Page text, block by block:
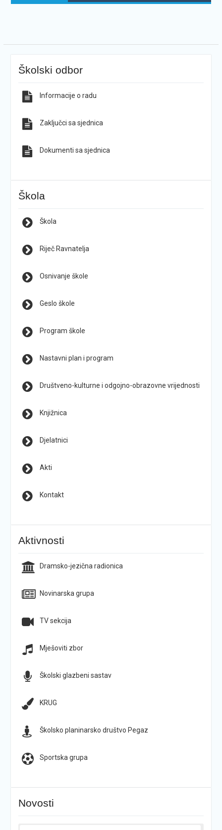
Školski odbor
Informacije o radu
Zaključci sa sjednica
Dokumenti sa sjednica
Škola
Škola
Riječ Ravnatelja
Osnivanje škole
Geslo škole
Program škole
Nastavni plan i program
Društveno-kulturne i odgojno-obrazovne vrijednosti
Knjižnica
Djelatnici
Akti
Kontakt
Aktivnosti
Dramsko-jezična radionica
Novinarska grupa
TV sekcija
Mješoviti zbor
Školski glazbeni sastav
KRUG
Školsko planinarsko društvo Pegaz
Sportska grupa
Novosti